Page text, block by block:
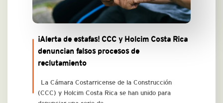
¡Alerta de estafas! CCC y Holcim Costa Rica
denuncian falsos procesos de
reclutamiento
La Cámara Costarricense de la Construcción
(CCC) y Holcim Costa Rica se han unido para